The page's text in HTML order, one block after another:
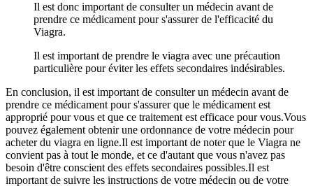
Il est donc important de consulter un médecin avant de
prendre ce médicament pour s'assurer de l'efficacité du
Viagra.
Il est important de prendre le viagra avec une précaution
particulière pour éviter les effets secondaires indésirables.
En conclusion, il est important de consulter un médecin avant de
prendre ce médicament pour s'assurer que le médicament est
approprié pour vous et que ce traitement est efficace pour vous.Vous
pouvez également obtenir une ordonnance de votre médecin pour
acheter du viagra en ligne.Il est important de noter que le Viagra ne
convient pas à tout le monde, et ce d'autant que vous n'avez pas
besoin d'être conscient des effets secondaires possibles.Il est
important de suivre les instructions de votre médecin ou de votre